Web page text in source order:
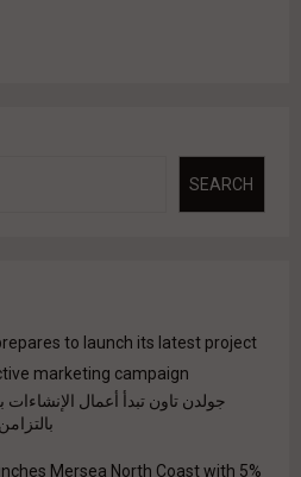
SEARCH
to launch its latest project
marketing campaign
Mersea North Coast with 5%